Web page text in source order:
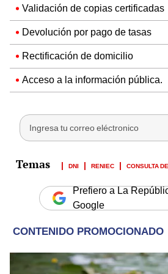
Validación de copias certificadas
Devolución por pago de tasas
Rectificación de domicilio
Acceso a la información pública.
DNI RENIEC CONSULTA
Prefiero a La
Google